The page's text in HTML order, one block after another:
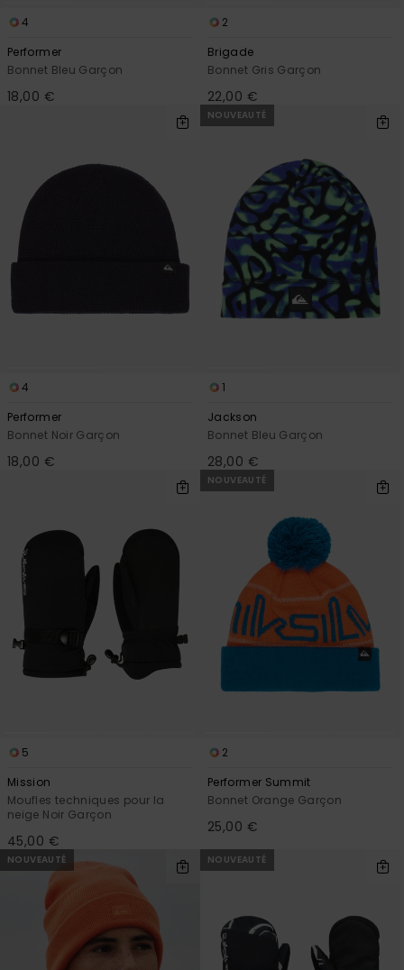
4
Performer
Bonnet Bleu Garçon
18,00 €
2
Brigade
Bonnet Gris Garçon
22,00 €
4
Performer
Bonnet Noir Garçon
18,00 €
NOUVEAUTÉ
1
Jackson
Bonnet Bleu Garçon
28,00 €
5
Mission
Moufles techniques pour la
neige Noir Garçon
45,00 €
NOUVEAUTÉ
2
Performer Summit
Bonnet Orange Garçon
25,00 €
NOUVEAUTÉ NOUVEAUTÉ